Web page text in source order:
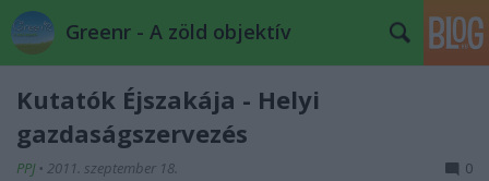
Greenr - A zöld objektív
Kutatók Éjszakája - Helyi
gazdaságszervezés
PPJ • 2011. szeptember 18. 0